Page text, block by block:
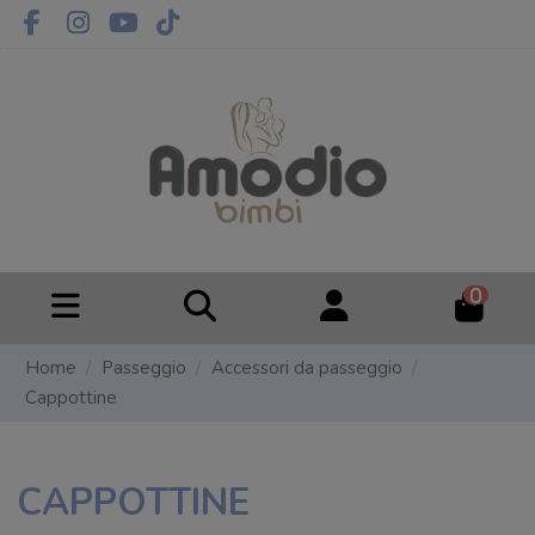
0
Home Passeggio
Accessori da passeggio
Cappottine
CAPPOTTINE